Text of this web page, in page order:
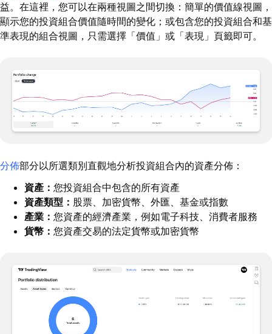
益。在這裡，您可以在兩種視圖之間切換：簡單的價值線視圖，
顯示您的投資組合價值隨時間的變化；或包含您的投資組合和基
準表現的組合視圖，只需選擇「價值」或「表現」頁籤即可。
分佈部分以所選類別直觀地分析投資組合內的資產分佈：
資產： 您投資組合中包含的所有資產
資產類型： 股票、加密貨幣、外匯、基金或指數
產業： 您資產的經濟產業，例如電子科技、消費者服務
貨幣： 您資產交易的法定貨幣或加密貨幣